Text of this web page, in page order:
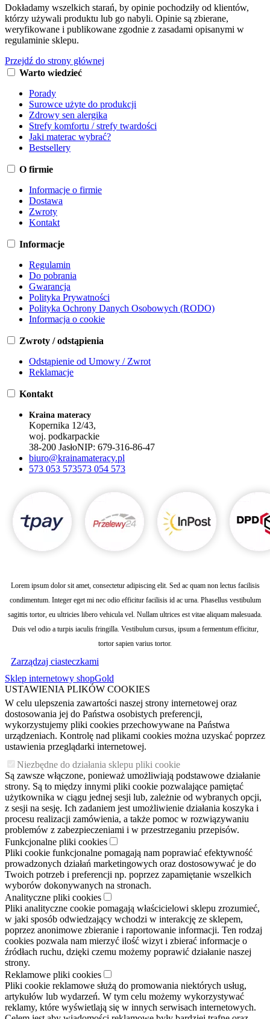
Dokładamy wszelkich starań, by opinie pochodziły od klientów,
którzy używali produktu lub go nabyli. Opinie są zbierane,
weryfikowane i publikowane zgodnie z zasadami opisanymi w
regulaminie sklepu.
Przejdź do strony głównej
Warto wiedzieć
Porady
Surowce użyte do produkcji
Zdrowy sen alergika
Strefy komfortu / strefy twardości
Jaki materac wybrać?
Bestsellery
O firmie
Informacje o firmie
Dostawa
Zwroty
Kontakt
Informacje
Regulamin
Do pobrania
Gwarancja
Polityka Prywatności
Polityka Ochrony Danych Osobowych (RODO)
Informacja o cookie
Zwroty / odstąpienia
Odstąpienie od Umowy / Zwrot
Reklamacje
Kontakt
Kraina materacy
Kopernika 12/43,
woj. podkarpackie
38-200 JasłoNIP: 679-316-86-47
biuro@krainamateracy.pl
573 053 573573 054 573
Lorem ipsum dolor sit amet, consectetur adipiscing elit. Sed ac quam non lectus facilisis
condimentum. Integer eget mi nec odio efficitur facilisis id ac urna. Phasellus vestibulum
sagittis tortor, eu ultricies libero vehicula vel. Nullam ultrices est vitae aliquam malesuada.
Duis vel odio a turpis iaculis fringilla. Vestibulum cursus, ipsum a fermentum efficitur,
tortor sapien varius tortor.
Zarządzaj ciasteczkami
Sklep internetowy shopGold
USTAWIENIA PLIKÓW COOKIES
W celu ulepszenia zawartości naszej strony internetowej oraz
dostosowania jej do Państwa osobistych preferencji,
wykorzystujemy pliki cookies przechowywane na Państwa
urządzeniach. Kontrolę nad plikami cookies można uzyskać poprzez
ustawienia przeglądarki internetowej.
Niezbędne do działania sklepu pliki cookie
Są zawsze włączone, ponieważ umożliwiają podstawowe działanie
strony. Są to między innymi pliki cookie pozwalające pamiętać
użytkownika w ciągu jednej sesji lub, zależnie od wybranych opcji,
z sesji na sesję. Ich zadaniem jest umożliwienie działania koszyka i
procesu realizacji zamówienia, a także pomoc w rozwiązywaniu
problemów z zabezpieczeniami i w przestrzeganiu przepisów.
Funkcjonalne pliki cookies
Pliki cookie funkcjonalne pomagają nam poprawiać efektywność
prowadzonych działań marketingowych oraz dostosowywać je do
Twoich potrzeb i preferencji np. poprzez zapamiętanie wszelkich
wyborów dokonywanych na stronach.
Analityczne pliki cookies
Pliki analityczne cookie pomagają właścicielowi sklepu zrozumieć,
w jaki sposób odwiedzający wchodzi w interakcję ze sklepem,
poprzez anonimowe zbieranie i raportowanie informacji. Ten rodzaj
cookies pozwala nam mierzyć ilość wizyt i zbierać informacje o
źródłach ruchu, dzięki czemu możemy poprawić działanie naszej
strony.
Reklamowe pliki cookies
Pliki cookie reklamowe służą do promowania niektórych usług,
artykułów lub wydarzeń. W tym celu możemy wykorzystywać
reklamy, które wyświetlają się w innych serwisach internetowych.